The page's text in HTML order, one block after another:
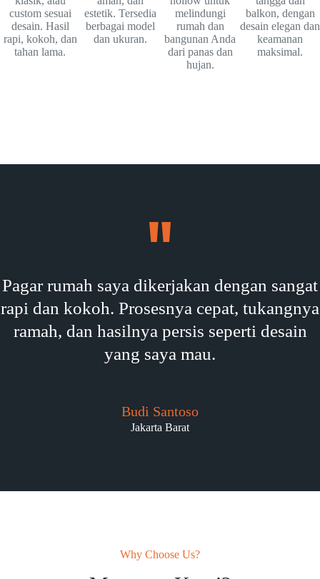
custom sesuai
desain. Hasil
rapi, kokoh, dan
tahan lama.
estetik. Tersedia
berbagai model
dan ukuran.
melindungi
rumah dan
bangunan Anda
dari panas dan
hujan.
balkon, dengan
desain elegan dan
keamanan
maksimal.
Pagar rumah saya dikerjakan dengan sangat
rapi dan kokoh. Prosesnya cepat, tukangnya
ramah, dan hasilnya persis seperti desain
yang saya mau.
Budi Santoso
Jakarta Barat
Why Choose Us?